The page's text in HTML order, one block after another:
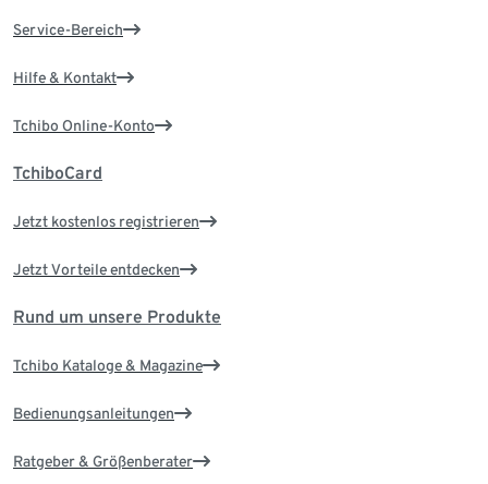
Service-Bereich
Hilfe & Kontakt
Tchibo Online-Konto
TchiboCard
Jetzt kostenlos registrieren
Jetzt Vorteile entdecken
Rund um unsere Produkte
Tchibo Kataloge & Magazine
Bedienungsanleitungen
Ratgeber & Größenberater